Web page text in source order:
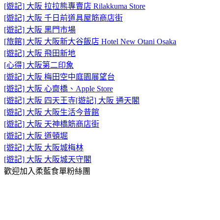
[遊記] 大阪 拉拉熊專賣店 Rilakkuma Store
[遊記] 大阪 千日前道具屋筋商店街
[遊記] 大阪 黑門市場
[旅館] 大阪 大阪新大谷飯店 Hotel New Otani Osaka
[遊記] 大阪 飛田新地
[心得] 大阪第二印象
[遊記] 大阪 梅田空中庭園展望台
[遊記] 大阪 心齋橋、Apple Store
[遊記] 大阪 四天王寺[遊記] 大阪 通天閣
[遊記] 大阪 大阪生活今昔館
[遊記] 大阪 天神橋筋商店街
[遊記] 大阪 道頓堀
[遊記] 大阪 大阪城梅林
[遊記] 大阪 大阪城天守閣
歡迎加入柔藍食單粉絲團